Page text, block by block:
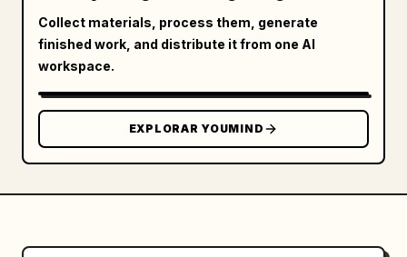
        { "id": "M4", "hair": "coletas
negras", "color": "blanco lechoso" },
        { "id": "M5", "hair": "cabello negro
    "middle_inserts": {
      "visual_key": "1 modelo de cuerpo
completo con 5 etiquetas explicativas para
Collect materials, process them, generate
finished work, and distribute it from one AI
workspace.
EXPLORAR YOUMIND